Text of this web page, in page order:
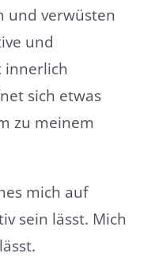
und verwüsten
und
innerlich
sich etwas
zu meinem
mich auf
sein lässt. Mich